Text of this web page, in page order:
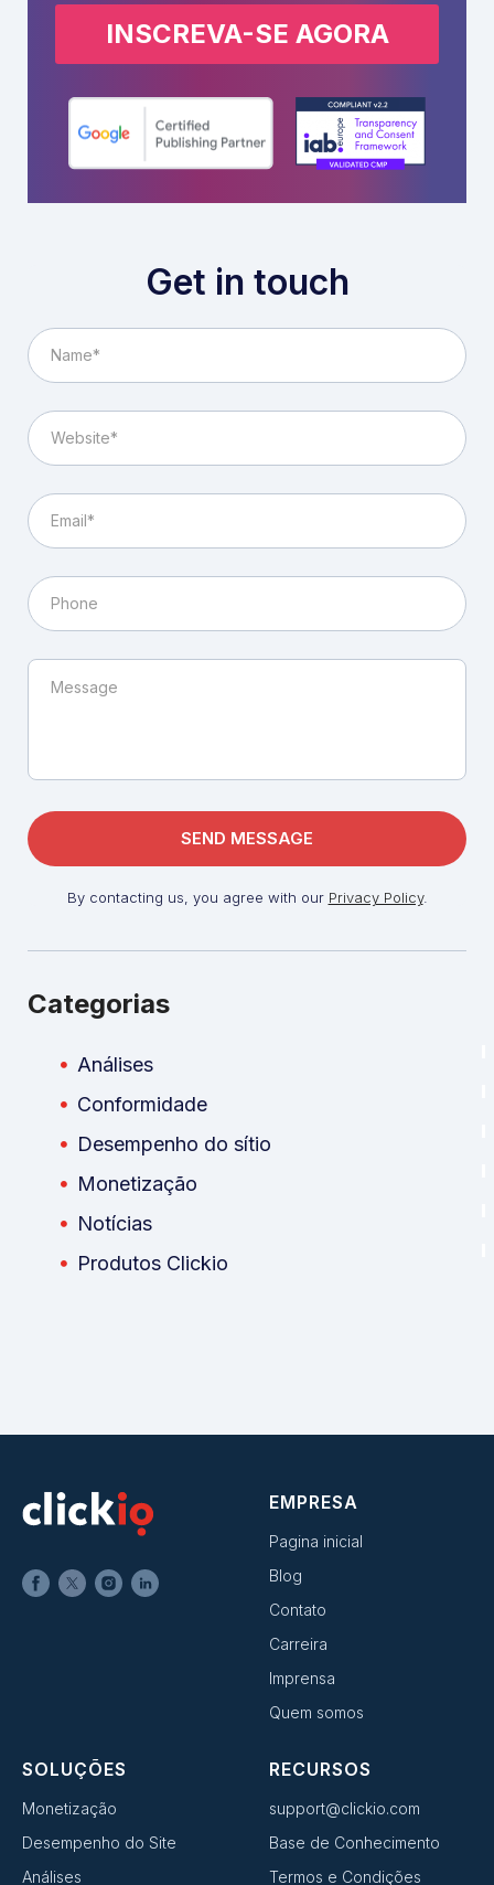
INSCREVA-SE AGORA
Get in touch
By contacting us, you agree with our Privacy Policy.
Categorias
Análises
Conformidade
Desempenho do sítio
Monetização
Notícias
Produtos Clickio
EMPRESA
Pagina inicial
Blog
Contato
Carreira
Imprensa
Quem somos
SOLUÇÕES
Monetização
Desempenho do Site
Análises
RECURSOS
support@clickio.com
Base de Conhecimento
Termos e Condições